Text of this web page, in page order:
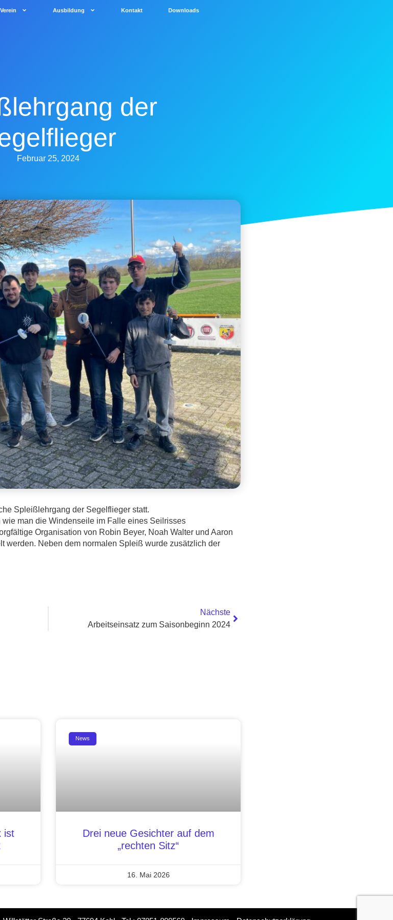
Verein Ausbildung Kontakt Downloads
der
Februar 25, 2024
Spleißlehrgang der Segelflieger statt.
man die Windenseile im Falle eines Seilrisses
Organisation von Robin Beyer, Noah Walter und Aaron
werden. Neben dem normalen Spleiß wurde zusätzlich der
Nächste
Arbeitseinsatz zum Saisonbeginn 2024
ist
News
Drei neue Gesichter auf dem
„rechten Sitz“
16. Mai 2026